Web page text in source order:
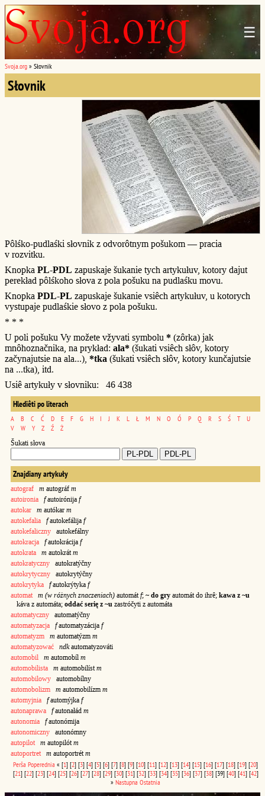
☰
Svoja.org » Słovnik
Słovnik
Pôlśko-pudlaśki słovnik z odvorôtnym pošukom — pracia
v rozvitku.
Knopka PL-PDL zapuskaje šukanie tych artykułuv, kotory dajut
perekład pôlśkoho słova z pola pošuku na pudlaśku movu.
Knopka PDL-PL zapuskaje šukanie vsiêch artykułuv, u kotorych
vystupaje pudlaśkie słovo z pola pošuku.
* * *
U poli pošuku Vy možete vžyvati symbolu * (zôrka) jak
mnôhoznačnika, na prykład: ala* (šukati vsiêch słôv, kotory
začynajutsie na ala...), *tka (šukati vsiêch słôv, kotory kunčajutsie
na ...tka), itd.
Usiê artykuły v słovniku: 46 438
Hlediêti po literach
A B C Ć D E F G H I J K L Ł M N O Ó P Q R S Ś T
U
V
W Y Z Ź Ż
Šukati słova
Znajdiany artykuły
autograf m autográf m
autoironia
fautoirónija f
autokar
m autókar m
autokefalia
fautokefálija f
autokefaliczny autokefálny
autokracja
fautokrácija f
autokrata
m autokrát m
autokratyczny autokratýčny
autokrytyczny autokrytýčny
autokrytyka
fautokrýtyka f
automat
m (w różnych znaczeniach) automát f; ~ do gry automát do ihrê; kawa z ~u
káva z automáta; oddać serię z ~u zastróčyti z automáta
automatyczny automatýčny
automatyzacja
fautomatyzácija f
automatyzm
m automatýzm m
automatyzować
ndkautomatyzováti
automobil
m automobíl m
automobilista
m automobilíst m
automobilowy automobílny
automobolizm
m automobilízm m
automyjnia
fautomýjka f
autonaprawa
fautonałád m
autonomia
fautonómija
autonomiczny autonómny
autopilot
m autopilót m
autoportret
m autoportrét m
Perša Poperednia « [1] [2] [3] [4] [5] [6] [7] [8] [9] [10] [11] [12] [13] [14] [15] [16] [17] [18] [19] [20]
[21] [22] [23] [24] [25] [26] [27] [28] [29] [30] [31] [32] [33] [34] [35] [36] [37] [38] [39] [40] [41] [42]
» Nastupna Ostatnia